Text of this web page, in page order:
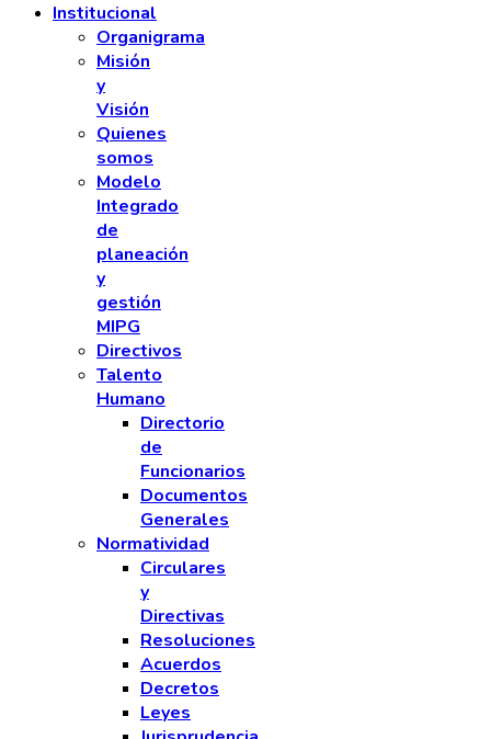
Institucional
Organigrama
Misión
y
Visión
Quienes
somos
Modelo
Integrado
de
planeación
y
gestión
MIPG
Directivos
Talento
Humano
Directorio
de
Funcionarios
Documentos
Generales
Normatividad
Circulares
y
Directivas
Resoluciones
Acuerdos
Decretos
Leyes